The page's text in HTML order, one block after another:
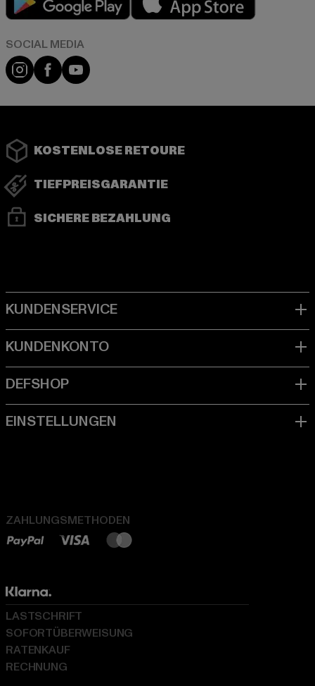
Instagram
FacebookYouTube
KOSTENLOSE RETOURE
TIEFPREISGARANTIE
SICHERE BEZAHLUNG
ZAHLUNGSMETHODEN
LASTSCHRIFT
SOFORTÜBERWEISUNG
RATENKAUF
RECHNUNG